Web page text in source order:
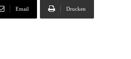
Email Drucken